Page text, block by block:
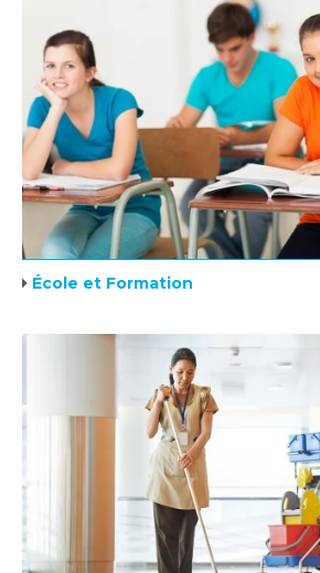
École et Formation